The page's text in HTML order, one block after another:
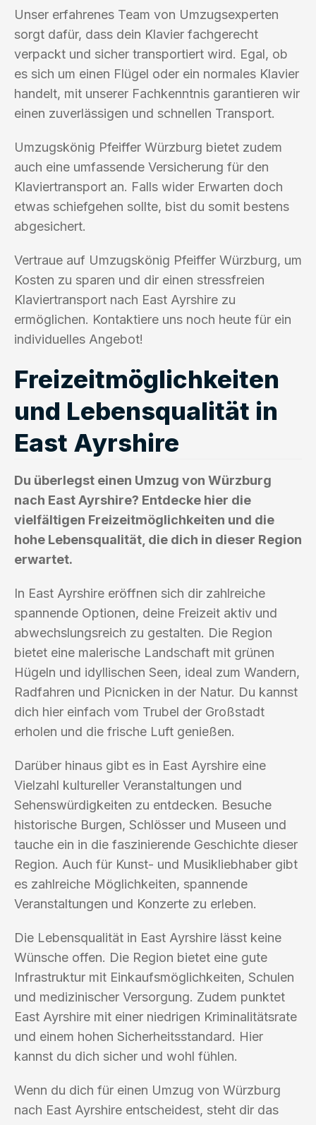
Unser erfahrenes Team von Umzugsexperten
sorgt dafür, dass dein Klavier fachgerecht
verpackt und sicher transportiert wird. Egal, ob
es sich um einen Flügel oder ein normales Klavier
handelt, mit unserer Fachkenntnis garantieren wir
einen zuverlässigen und schnellen Transport.
Umzugskönig Pfeiffer Würzburg bietet zudem
auch eine umfassende Versicherung für den
Klaviertransport an. Falls wider Erwarten doch
etwas schiefgehen sollte, bist du somit bestens
abgesichert.
Vertraue auf Umzugskönig Pfeiffer Würzburg, um
Kosten zu sparen und dir einen stressfreien
Klaviertransport nach East Ayrshire zu
ermöglichen. Kontaktiere uns noch heute für ein
individuelles Angebot!
Freizeitmöglichkeiten
und Lebensqualität in
East Ayrshire
Du überlegst einen Umzug von Würzburg
nach East Ayrshire? Entdecke hier die
vielfältigen Freizeitmöglichkeiten und die
hohe Lebensqualität, die dich in dieser Region
erwartet.
In East Ayrshire eröffnen sich dir zahlreiche
spannende Optionen, deine Freizeit aktiv und
abwechslungsreich zu gestalten. Die Region
bietet eine malerische Landschaft mit grünen
Hügeln und idyllischen Seen, ideal zum Wandern,
Radfahren und Picnicken in der Natur. Du kannst
dich hier einfach vom Trubel der Großstadt
erholen und die frische Luft genießen.
Darüber hinaus gibt es in East Ayrshire eine
Vielzahl kultureller Veranstaltungen und
Sehenswürdigkeiten zu entdecken. Besuche
historische Burgen, Schlösser und Museen und
tauche ein in die faszinierende Geschichte dieser
Region. Auch für Kunst- und Musikliebhaber gibt
es zahlreiche Möglichkeiten, spannende
Veranstaltungen und Konzerte zu erleben.
Die Lebensqualität in East Ayrshire lässt keine
Wünsche offen. Die Region bietet eine gute
Infrastruktur mit Einkaufsmöglichkeiten, Schulen
und medizinischer Versorgung. Zudem punktet
East Ayrshire mit einer niedrigen Kriminalitätsrate
und einem hohen Sicherheitsstandard. Hier
kannst du dich sicher und wohl fühlen.
Wenn du dich für einen Umzug von Würzburg
nach East Ayrshire entscheidest, steht dir das